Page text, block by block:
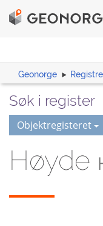
Geonorge
Søk i register
Objektregisteret
Høyde